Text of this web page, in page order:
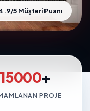
4.9/5 Müşteri Puanı
15000+
PROJE